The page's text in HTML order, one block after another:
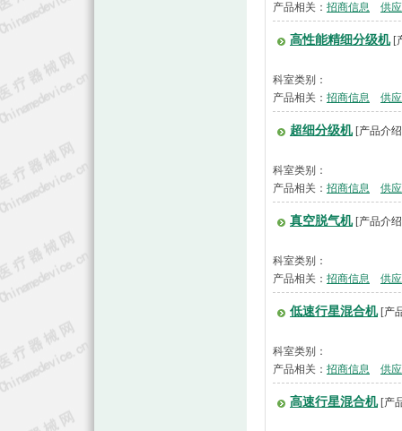
产品相关： 招商信息 供
高性能精细分级机 [
科室类别：
产品相关： 招商信息 供
超细分级机 [产品介
科室类别：
产品相关： 招商信息 供
真空脱气机 [产品介
科室类别：
产品相关： 招商信息 供
低速行星混合机 [产
科室类别：
产品相关： 招商信息 供
高速行星混合机 [产